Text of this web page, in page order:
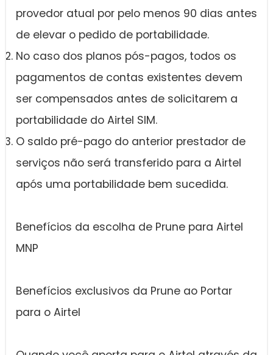
provedor atual por pelo menos 90 dias antes
de elevar o pedido de portabilidade.
No caso dos planos pós-pagos, todos os
pagamentos de contas existentes devem
ser compensados antes de solicitarem a
portabilidade do Airtel SIM.
O saldo pré-pago do anterior prestador de
serviços não será transferido para a Airtel
após uma portabilidade bem sucedida.
Benefícios da escolha de Prune para Airtel
MNP
Benefícios exclusivos da Prune ao Portar
para o Airtel